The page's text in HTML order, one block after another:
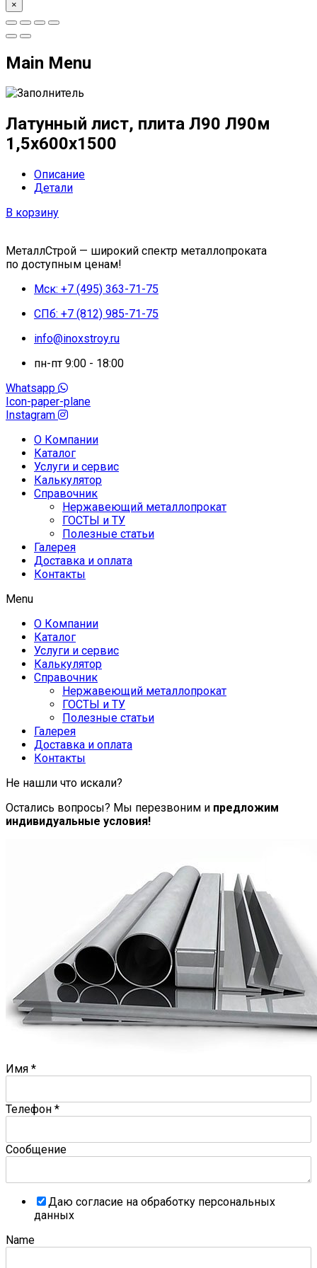
×
Main Menu
Латунный лист, плита Л90 Л90м
1,5х600х1500
Описание
Детали
В корзину
МеталлСтрой — широкий спектр металлопроката
по доступным ценам!
Мск: +7 (495) 363-71-75
СПб: +7 (812) 985-71-75
info@inoxstroy.ru
пн-пт 9:00 - 18:00
Whatsapp
Icon-paper-plane
Instagram
О Компании
Каталог
Услуги и сервис
Калькулятор
Справочник
Нержавеющий металлопрокат
ГОСТЫ и ТУ
Полезные статьи
Галерея
Доставка и оплата
Контакты
Menu
О Компании
Каталог
Услуги и сервис
Калькулятор
Справочник
Нержавеющий металлопрокат
ГОСТЫ и ТУ
Полезные статьи
Галерея
Доставка и оплата
Контакты
Не нашли что искали?
Остались вопросы? Мы перезвоним и предложим
индивидуальные условия!
Имя *
Телефон *
Сообщение
Даю согласие на обработку персональных
данных
Name